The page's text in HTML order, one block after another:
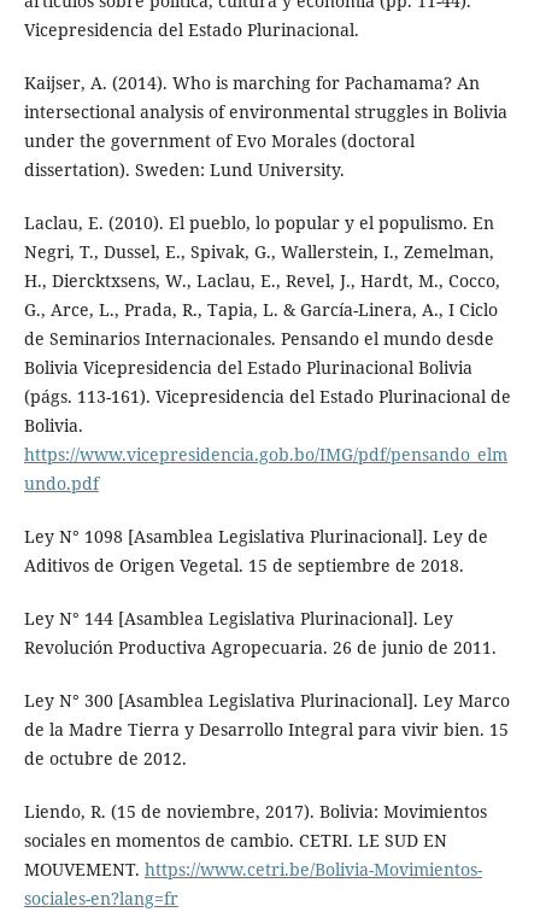
Vicepresidencia del Estado Plurinacional.
Kaijser, A. (2014). Who is marching for Pachamama? An
intersectional analysis of environmental struggles in Bolivia
under the government of Evo Morales (doctoral
dissertation). Sweden: Lund University.
Laclau, E. (2010). El pueblo, lo popular y el populismo. En
Negri, T., Dussel, E., Spivak, G., Wallerstein, I., Zemelman,
H., Diercktxsens, W., Laclau, E., Revel, J., Hardt, M., Cocco,
G., Arce, L., Prada, R., Tapia, L. & García-Linera, A., I Ciclo
de Seminarios Internacionales. Pensando el mundo desde
Bolivia Vicepresidencia del Estado Plurinacional Bolivia
(págs. 113-161). Vicepresidencia del Estado Plurinacional de
Bolivia.
https://www.vicepresidencia.gob.bo/IMG/pdf/pensando_elm
undo.pdf
Ley N° 1098 [Asamblea Legislativa Plurinacional]. Ley de
Aditivos de Origen Vegetal. 15 de septiembre de 2018.
Ley N° 144 [Asamblea Legislativa Plurinacional]. Ley
Revolución Productiva Agropecuaria. 26 de junio de 2011.
Ley N° 300 [Asamblea Legislativa Plurinacional]. Ley Marco
de la Madre Tierra y Desarrollo Integral para vivir bien. 15
de octubre de 2012.
Liendo, R. (15 de noviembre, 2017). Bolivia: Movimientos
sociales en momentos de cambio. CETRI. LE SUD EN
MOUVEMENT. https://www.cetri.be/Bolivia-Movimientos-
sociales-en?lang=fr